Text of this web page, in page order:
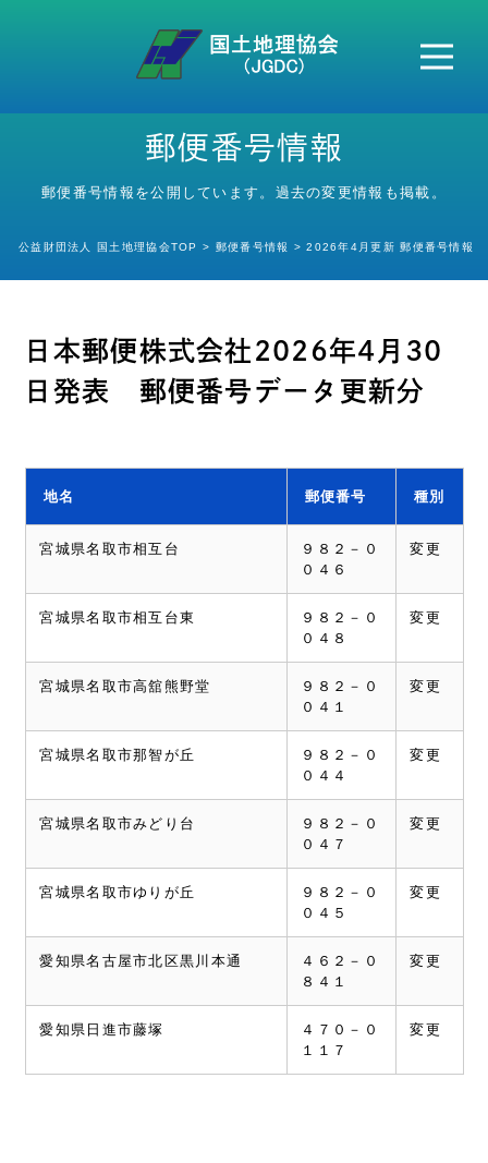
地名変更情報
郵便番号情報
各種情報提供
地図地理検定
助成・支援
住所マスター
データベース
本会案内
郵便番号情報
郵便番号情報を公開しています。過去の変更情報も掲載。
公益財団法人 国土地理協会TOP 郵便番号情報 2026年4月更新 郵便番号情報
日本郵便株式会社2026年4月30
日発表 郵便番号データ更新分
地名 郵便番号 種別
宮城県名取市相互台
９８２－０
０４６
変更
宮城県名取市相互台東
９８２－０
０４８
変更
宮城県名取市高舘熊野堂
９８２－０
０４１
変更
宮城県名取市那智が丘
９８２－０
０４４
変更
宮城県名取市みどり台
９８２－０
０４７
変更
宮城県名取市ゆりが丘
９８２－０
０４５
変更
愛知県名古屋市北区黒川本通
４６２－０
８４１
変更
愛知県日進市藤塚
４７０－０
１１７
変更